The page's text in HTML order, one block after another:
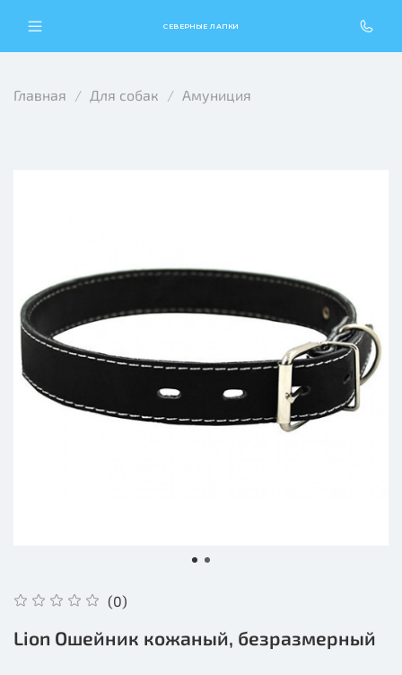
СЕВЕРНЫЕ ЛАПКИ
Главная Для собак Амуниция
(0)
Lion Ошейник кожаный, безразмерный